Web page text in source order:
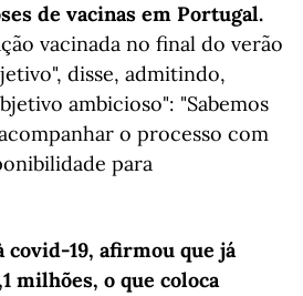
de vacinas em Portugal.
vacinada no final do verão
disse, admitindo,
ambicioso": "Sabemos
o processo com
para
covid-19, afirmou que já
milhões, o que coloca